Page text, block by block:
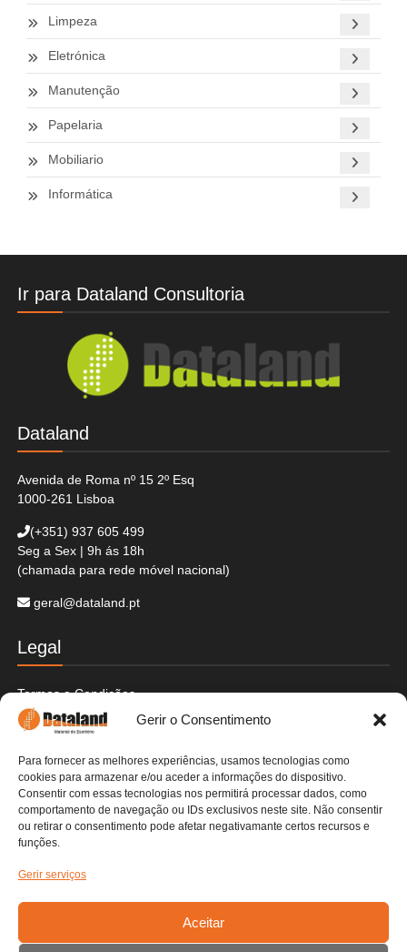
Gerir o Consentimento
Para fornecer as melhores experiências, usamos tecnologias como
cookies para armazenar e/ou aceder a informações do dispositivo.
Consentir com essas tecnologias nos permitirá processar dados, como
comportamento de navegação ou IDs exclusivos neste site. Não consentir
ou retirar o consentimento pode afetar negativamante certos recursos e
funções.
Gerir serviços
Aceitar
Limpeza
Eletrónica
Manutenção
Papelaria
Mobiliario
Informática
Ir para Dataland Consultoria
Dataland
Avenida de Roma nº 15 2º Esq
1000-261 Lisboa
(+351) 937 605 499
Seg a Sex | 9h ás 18h
(chamada para rede móvel nacional)
geral@dataland.pt
Legal
Termos e Condições
Politica de Cookies
Politica de Privacidade
Pagamentos Seguros
Livre de Resolução
Livro de Reclamações
Contactos
Detalhes da Empresa
Contactos